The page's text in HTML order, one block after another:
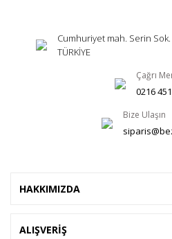
Cumhuriyet mah. Serin
TÜRKİYE
Çağrı
0216
Bize Ulaşın
HAKKIMIZDA
ALIŞVERİŞ